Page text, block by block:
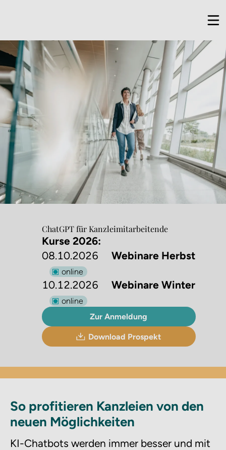
ChatGPT für Kanzleimitarbeitende
Kurse 2026:
08.10.2026
Webinare Herbst
online
10.12.2026 Webinare Winter
online
Zur Anmeldung
Download Prospekt
So profitieren Kanzleien von den
neuen Möglichkeiten
KI-Chatbots werden immer besser und mit